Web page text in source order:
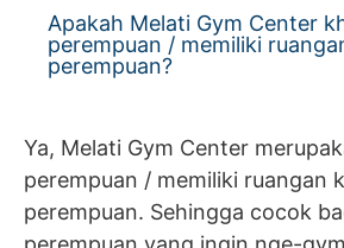
Apakah Melati Gym Center
perempuan / memiliki
perempuan?
Ya, Melati Gym Center
perempuan / memiliki ruangan
perempuan. Sehingga cocok